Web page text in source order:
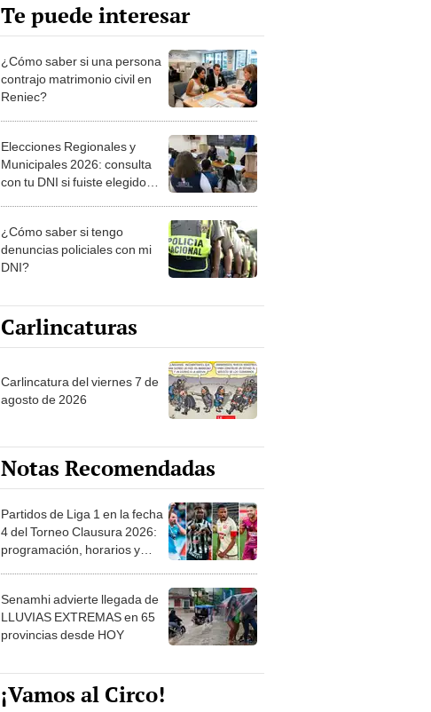
Te puede interesar
¿Cómo saber si una persona
contrajo matrimonio civil en
Reniec?
Elecciones Regionales y
Municipales 2026: consulta
con tu DNI si fuiste elegido
la ONPE
¿Cómo saber si tengo
denuncias policiales con mi
DNI?
Carlincaturas
Carlincatura del viernes 7 de
agosto de 2026
Notas Recomendadas
Partidos de Liga 1 en la fecha
4 del Torneo Clausura 2026:
programación, horarios y
Senamhi advierte llegada de
LLUVIAS EXTREMAS en 65
provincias desde HOY
¡Vamos al Circo!